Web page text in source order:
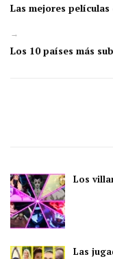
Las mejores
→
Los 10 países más
Los
Las